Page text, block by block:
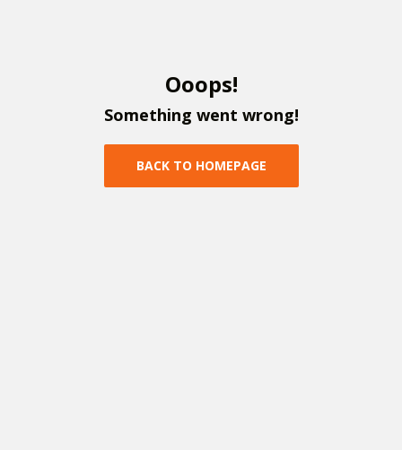
Ooops!
Something went wrong!
BACK TO HOMEPAGE